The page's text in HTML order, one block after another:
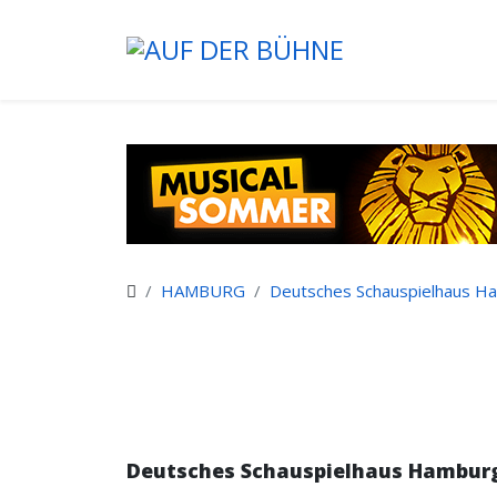
HAMBURG Deutsches Schauspielhaus
Deutsches Schauspielhaus